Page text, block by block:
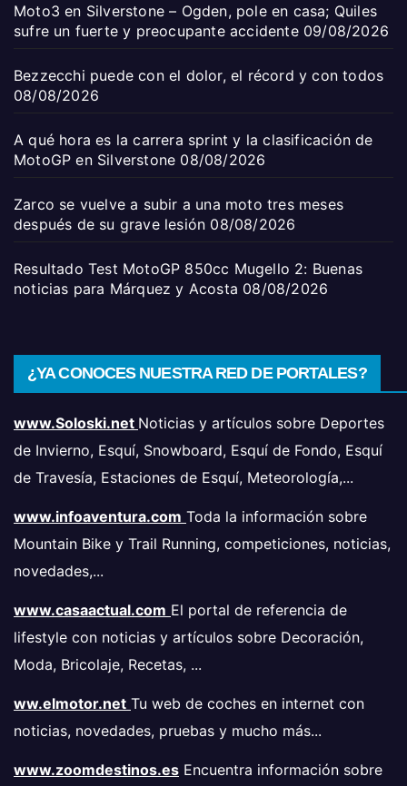
Moto3 en Silverstone – Ogden, pole en casa; Quiles
sufre un fuerte y preocupante accidente 09/08/2026
Bezzecchi puede con el dolor, el récord y con todos
08/08/2026
A qué hora es la carrera sprint y la clasificación de
MotoGP en Silverstone 08/08/2026
Zarco se vuelve a subir a una moto tres meses
después de su grave lesión 08/08/2026
Resultado Test MotoGP 850cc Mugello 2: Buenas
noticias para Márquez y Acosta 08/08/2026
¿YA CONOCES NUESTRA RED DE PORTALES?
www.Soloski.net Noticias y artículos sobre Deportes
de Invierno, Esquí, Snowboard, Esquí de Fondo, Esquí
de Travesía, Estaciones de Esquí, Meteorología,...
www.infoaventura.com Toda la información sobre
Mountain Bike y Trail Running, competiciones, noticias,
novedades,...
www.casaactual.com El portal de referencia de
lifestyle con noticias y artículos sobre Decoración,
Moda, Bricolaje, Recetas, ...
ww.elmotor.net Tu web de coches en internet con
noticias, novedades, pruebas y mucho más...
www.zoomdestinos.es Encuentra información sobre